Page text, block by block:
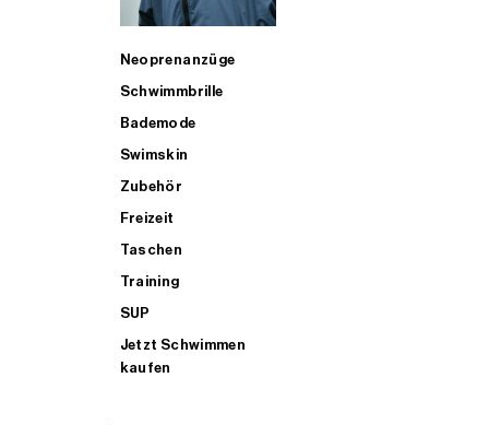
Neoprenanzüge
Schwimmbrille
Bademode
Swimskin
Zubehör
Freizeit
Taschen
Training
SUP
Jetzt Schwimmen
kaufen